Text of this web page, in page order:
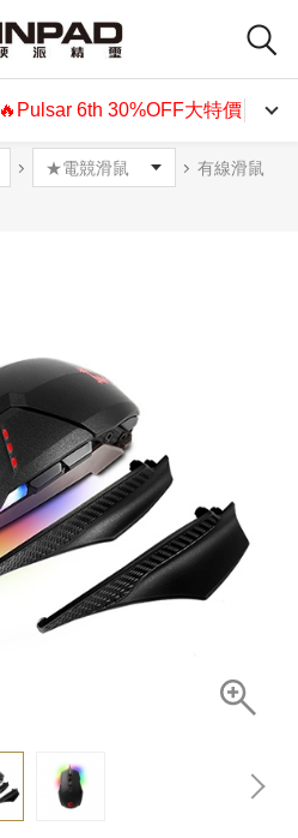
🔥Pulsar 6th 30%OFF大特價🔥
有線滑鼠